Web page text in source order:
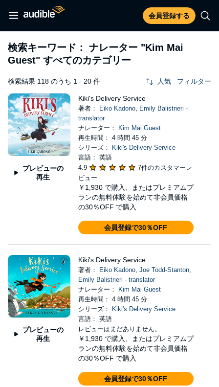
会員登録する
検索キーワード： ナレーター "Kim Mai
Guest" すべてのカテゴリー
検索結果 118 のうち 1 - 20 件 人気 フィルター
プレビューの
再生
Kiki's Delivery Service
著者： Eiko Kadono, Emily Balistrieri -
translator
ナレーター：
Kim Mai Guest
再生時間： 4 時間 45 分
シリーズ：
Kiki's Delivery Service
言語： 英語
4.9
7件のカスタマーレ
ビュー
￥1,930 で購入、またはプレミアムプ
ランの無料体験を始めて非会員価格
の30％OFF で購入
会員登録で30％OFF
プレビューの
再生
Kiki's Delivery Service
著者： Eiko Kadono, Joe Todd-Stanton,
Emily Balistrieri - translator
ナレーター：
Kim Mai Guest
再生時間： 4 時間 45 分
シリーズ：
Kiki's Delivery Service
言語： 英語
レビューはまだありません。
￥1,930 で購入、またはプレミアムプ
ランの無料体験を始めて非会員価格
の30％OFF で購入
会員登録で30％OFF